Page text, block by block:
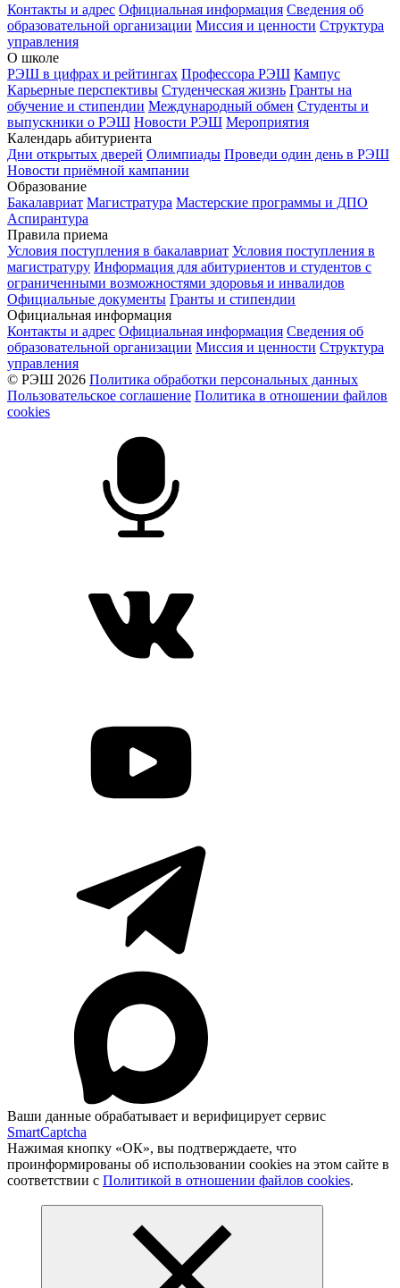
Контакты и адрес Официальная информация Сведения об
образовательной организации Миссия и ценности Структура
управления
О школе
РЭШ в цифрах и рейтингах Профессора РЭШ Кампус
Карьерные перспективы Студенческая жизнь Гранты на
обучение и стипендии Международный обмен Студенты и
выпускники о РЭШ Новости РЭШ Мероприятия
Календарь абитуриента
Дни открытых дверей Олимпиады Проведи один день в РЭШ
Новости приёмной кампании
Образование
Бакалавриат Магистратура Мастерские программы и ДПО
Аспирантура
Правила приема
Условия поступления в бакалавриат Условия поступления в
магистратуру Информация для абитуриентов и студентов с
ограниченными возможностями здоровья и инвалидов
Официальные документы Гранты и стипендии
Официальная информация
Контакты и адрес Официальная информация Сведения об
образовательной организации Миссия и ценности Структура
управления
© РЭШ 2026 Политика обработки персональных данных
Пользовательское соглашение Политика в отношении файлов
cookies
Ваши данные обрабатывает и верифицирует сервис
SmartCaptcha
Нажимая кнопку «ОК», вы подтверждаете, что
проинформированы об использовании cookies на этом сайте в
соответствии с Политикой в отношении файлов cookies.